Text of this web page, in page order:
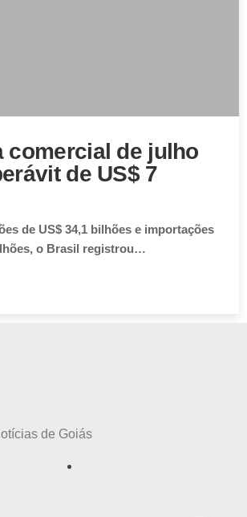
comercial de julho
de US$ 7
de US$ 34,1 bilhões e importações
o Brasil registrou…
de Goiás